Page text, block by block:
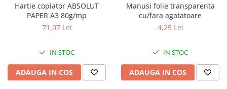
Hartie copiator ABSOLUT
PAPER A3 80g/mp
71,07 Lei
IN STOC
ADAUGA IN COS
Manusi folie transparenta
cu/fara agatatoare
4,25 Lei
IN STOC
ADAUGA IN COS